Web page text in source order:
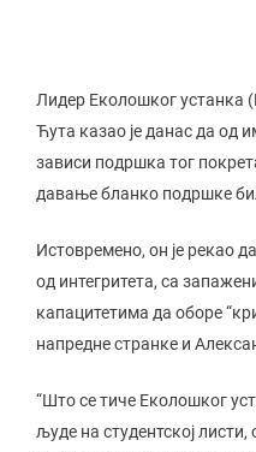
Лидер Еколошког устанка
Ћута казао је данас да од
зависи подршка тог
давање бланко подршке
Истовремено, он је рекао
од интегритета, са
капацитетима да оборе
напредне странке и
“Што се тиче Еколошког
људе на студентској